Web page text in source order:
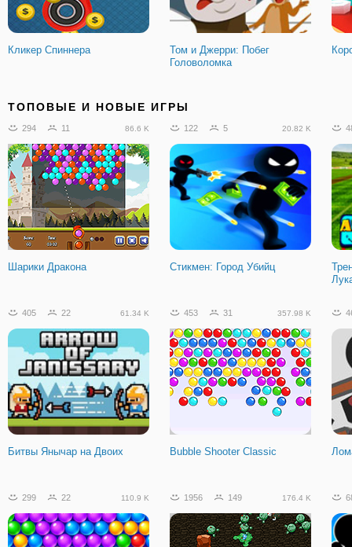
Кликер Спиннера
Том и Джерри: Побег
Головоломка
Город Стикменов Мини Битвы на Двоих
Танки в Лабиринте 2
ТОПОВЫЕ И НОВЫЕ ИГРЫ
294 11 86.6 K
Шарики Дракона
122 5 20.82 K
Стикмен: Город Убийц
405 22 61.34 K
Битвы Янычар на Двоих
453 31 357.98 K
Bubble Shooter Classic
299 22 110.9 K 1956 149 176.4 K